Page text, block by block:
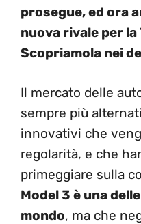
prosegue, ed ora
nuova rivale per la
Scopriamola nei
Il mercato delle
sempre più
innovativi che
regolarità, e che
primeggiare sulla
Model 3 è una
mondo, ma che